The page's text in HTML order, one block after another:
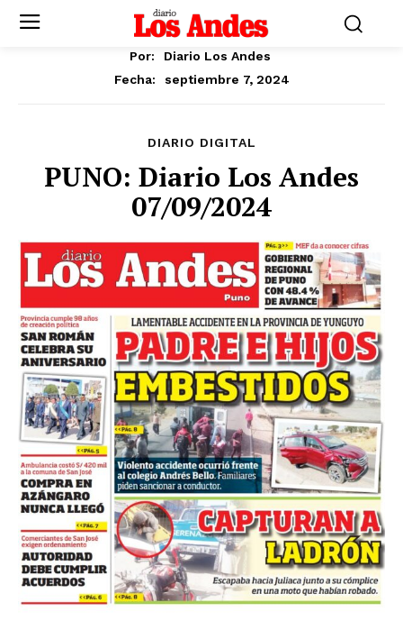
Por:
Diario Los Andes
Fecha:
septiembre 7, 2024
DIARIO DIGITAL
PUNO: Diario Los Andes
07/09/2024